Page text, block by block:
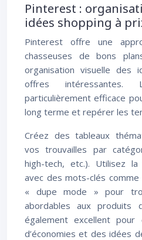
Pinterest :
idées shopping à
Pinterest offre une
chasseuses de bons
organisation visuelle des
offres intéressantes.
particulièrement efficace
long terme et repérer les
Créez des tableaux
vos trouvailles par
high-tech, etc.). Utilisez
avec des mots-clés comme
« dupe mode » pour
abordables aux produits
également excellent pour
d’économies et des idées